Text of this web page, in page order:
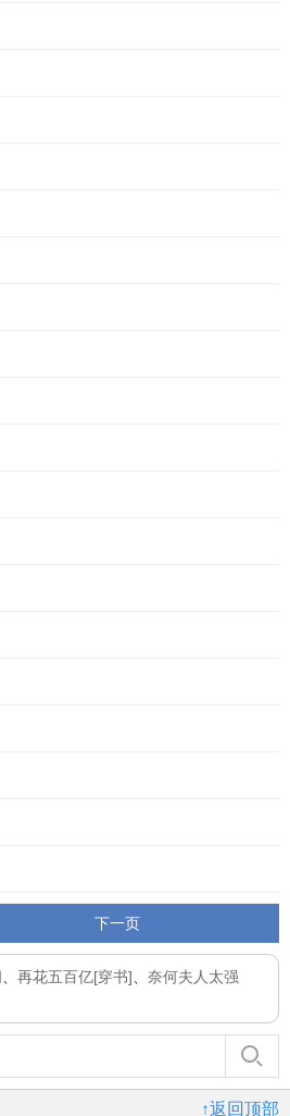
下一页
再花五百亿[穿书]
奈何夫人太强
↑返回顶部